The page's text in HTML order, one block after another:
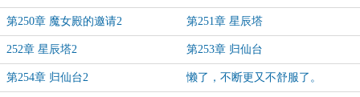
第250章 魔女殿的邀请2 第251章 星辰塔
252章 星辰塔2 第253章 归仙台
第254章 归仙台2 懒了，不断更又不舒服了。